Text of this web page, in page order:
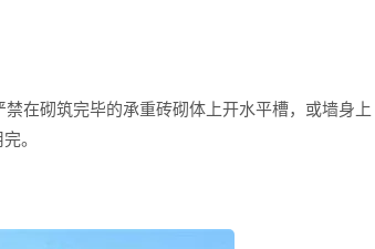
在砌筑完毕的承重砖砌体上开水平槽，或墙身上
。